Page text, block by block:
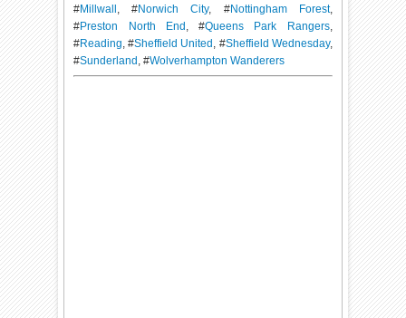
#Millwall , #Norwich City, #Nottingham Forest,
#Preston North End , #Queens Park Rangers,
#Reading, #Sheffield United , #Sheffield Wednesday,
#Sunderland , #Wolverhampton Wanderers